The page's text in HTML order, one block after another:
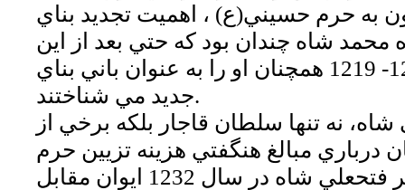
به حرم حسيني(ع) ، اهميت تجديد بناي
محمد شاه چندان بود كه حتي بعد از اين
خرابي، در سال 1217- 1219 همچنان او را به عنوان باني بناي
جديد مي شناختند.
نه تنها سلطان قاجار بلكه برخي از
درباري مبالغ هنگفتي هزينه تزيين حرم
حسيني كردند. همسر فتحعلي شاه در سال 1232 ايوان مقابل